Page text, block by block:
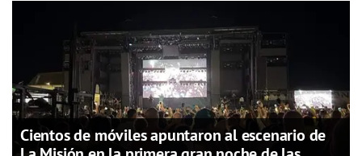
Cientos de móviles apuntaron al escenario de